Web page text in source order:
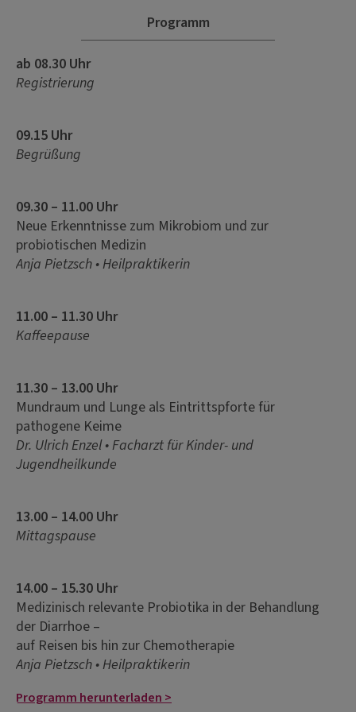
Programm
ab 08.30 Uhr
Registrierung
09.15 Uhr
Begrüßung
09.30 – 11.00 Uhr
Neue Erkenntnisse zum Mikrobiom und zur
probiotischen Medizin
Anja Pietzsch • Heilpraktikerin
11.00 – 11.30 Uhr
Kaffeepause
11.30 – 13.00 Uhr
Mundraum und Lunge als Eintrittspforte für
pathogene Keime
Dr. Ulrich Enzel • Facharzt für Kinder- und
Jugendheilkunde
13.00 – 14.00 Uhr
Mittagspause
14.00 – 15.30 Uhr
Medizinisch relevante Probiotika in der Behandlung
der Diarrhoe –
auf Reisen bis hin zur Chemotherapie
Anja Pietzsch • Heilpraktikerin
Programm herunterladen >